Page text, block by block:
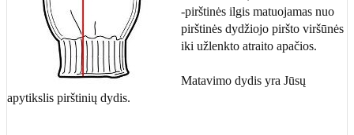
-pirštinės ilgis matuojamas nuo
pirštinės dydžiojo piršto viršūnės
iki užlenkto atraito apačios.
Matavimo dydis yra Jūsų
apytikslis pirštinių dydis.